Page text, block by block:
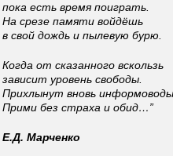
пока есть время поиграть.
На срезе памяти войдёшь
в свой дождь и пылевую бурю.
Когда от сказанного вскользь
зависит уровень свободы.
Прихлынут вновь информоводы.
Прими без страха и обид…”
Е.Д. Марченко